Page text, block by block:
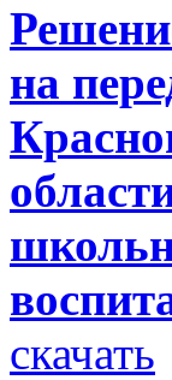
на
скачать